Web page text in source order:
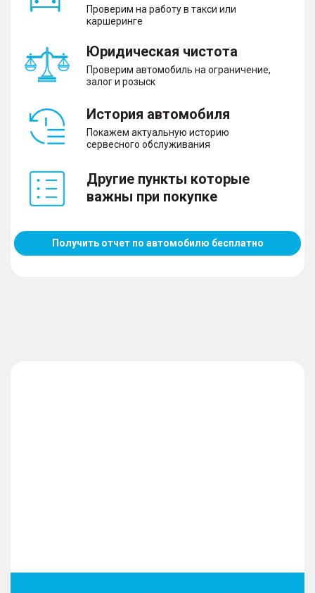
Проверим на работу в такси или
каршеринге
Юридическая чистота
Проверим автомобиль на ограничение,
залог и розыск
История автомобиля
Покажем актуальную историю
сервесного обслуживания
Другие пункты которые
важны при покупке
Получить отчет по автомобилю бесплатно